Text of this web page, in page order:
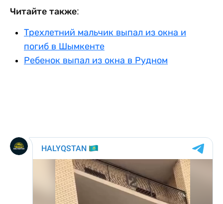
Читайте также:
Трехлетний мальчик выпал из окна и
погиб в Шымкенте
Ребенок выпал из окна в Рудном